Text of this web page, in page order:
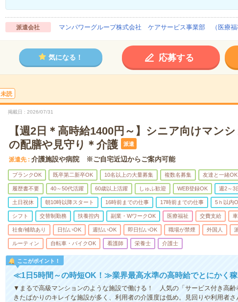
派遣会社 マンパワーグループ株式会社 ケアサービス事業部 （医療福
気になる！ 応募する
未読
掲載日 2026/07/31
【週2日＊高時給1400円～】シニア向けマン
の配膳や見守り＊介護
派遣
派遣先 介護施設や病院 ※ご自宅近辺からご案内可能
ブランクOK 既卒第二新卒OK 10名以上の大量募集 複数名募集 友達と一緒OK
履歴書不要 40～50代活躍 60歳以上活躍 しゅふ歓迎 WEB登録OK 週2～3
土日祝休 朝10時以降スタート 16時前までの仕事 17時前までの仕事 5ｈ以内
シフト 交替制勤務 扶養控内 副業・WワークOK 医療福祉 交費支給
社食/補助あり 日払いOK 週払いOK 即日払いOK 職場が禁煙 外国人
ルーティン 自転車・バイクOK 看護師 栄養士 介護士
ここがポイント！
≪1日5時間～の時短OK！≫業界最高水準の高時給でとにかく稼
▼まるで高級マンションのような施設で働ける！ 人気の「サービス付き高齢
きたばかりのキレイな施設が多く、利用者の介護度は低め。見回りや利用者